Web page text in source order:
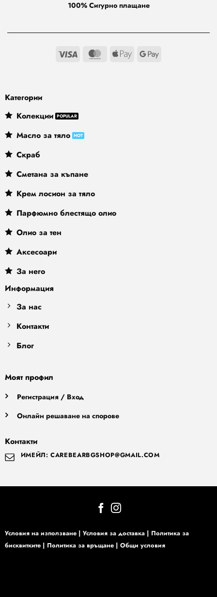
100% Сигурно плащане
Visa MasterCard
Apple Google
Категории
Колекции
Масло за тяло
Скраб
Сметана за къпане
Крем лосион за тяло
Парфюмно блестящо олио
Олио за тен
Аксесоари
За него
Информация
За нас
Контакти
Блог
Моят профил
Регистрация / Вход
Онлайн решаване на спорове
Контакти
ИМЕЙЛ: CAREBEARBGSHOP@GMAIL.COM
Условия на използване | Условия за доставка | Политика за
бисквитките | Политика за връщане | Общи условия